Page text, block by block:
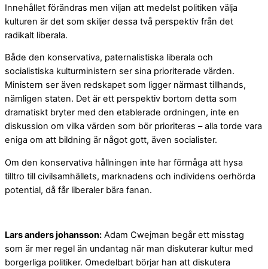
Innehållet förändras men viljan att medelst politiken välja
kulturen är det som skiljer dessa två perspektiv från det
radikalt liberala.
Både den konservativa, paternalistiska liberala och
socialistiska kulturministern ser sina prioriterade värden.
Ministern ser även redskapet som ligger närmast tillhands,
nämligen staten. Det är ett perspektiv bortom detta som
dramatiskt bryter med den etablerade ordningen, inte en
diskussion om vilka värden som bör prioriteras – alla torde vara
eniga om att bildning är något gott, även socialister.
Om den konservativa hållningen inte har förmåga att hysa
tilltro till civilsamhällets, marknadens och individens oerhörda
potential, då får liberaler bära fanan.
Lars anders johansson: Adam Cwejman begår ett misstag
som är mer regel än undantag när man diskuterar kultur med
borgerliga politiker. Omedelbart börjar han att diskutera